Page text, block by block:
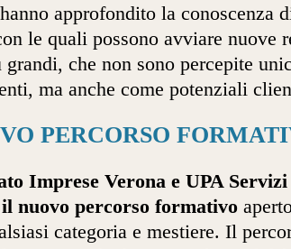
approfondito la conoscenza
le quali possono avviare nuove
che non sono percepite
ma anche come potenziali
PERCORSO
Imprese Verona e UPA
nuovo percorso formativo
categoria e mestiere. Il